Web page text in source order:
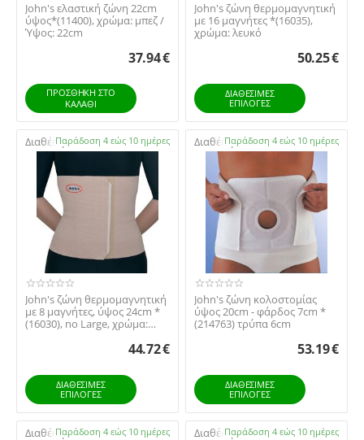
​John's ελαστική ζώνη 22cm
ύψος*(11400), χρώμα: μπεζ /
Ύψος: 22cm
37.94€
ΠΡΟΣΘΉΚΗ ΣΤΟ
ΚΑΛΆΘΙ
John's ζώνη θερμομαγνητική
με 16 μαγνήτες *(16035),
χρώμα: λευκό
50.25€
ΔΙΑΘΕΣΙΜΕΣ
ΕΠΙΛΟΓΈΣ
Διαθέσιμο:Παράδοση 4 εώς 10 ημέρες
John's ζώνη θερμομαγνητική
με 8 μαγνήτες, ύψος 24cm *
(16030), no Large, χρώμα:
44.72€
ΔΙΑΘΕΣΙΜΕΣ
ΕΠΙΛΟΓΈΣ
Διαθέσιμο:Παράδοση 4 εώς 10 ημέρες
John's ζώνη κoλοστομίας
ύψος 20cm - φάρδος 7cm *
(214763) τρύπα 6cm
53.19€
ΔΙΑΘΕΣΙΜΕΣ
ΕΠΙΛΟΓΈΣ
Διαθέσιμο:Παράδοση 4 εώς 10 ημέρες Διαθέσιμο:Παράδοση 4 εώς 10 ημέρες